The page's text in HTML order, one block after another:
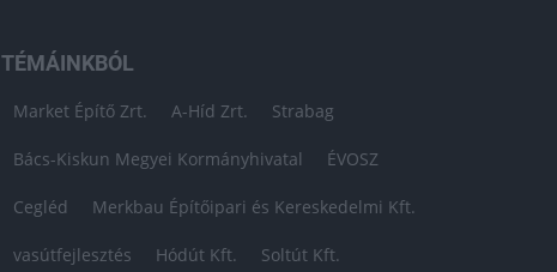
TÉMÁINKBÓL
Market Építő Zrt. A-Híd Zrt. Strabag
Bács-Kiskun Megyei Kormányhivatal ÉVOSZ
Cegléd Merkbau Építőipari és Kereskedelmi Kft.
vasútfejlesztés Hódút Kft. Soltút Kft.